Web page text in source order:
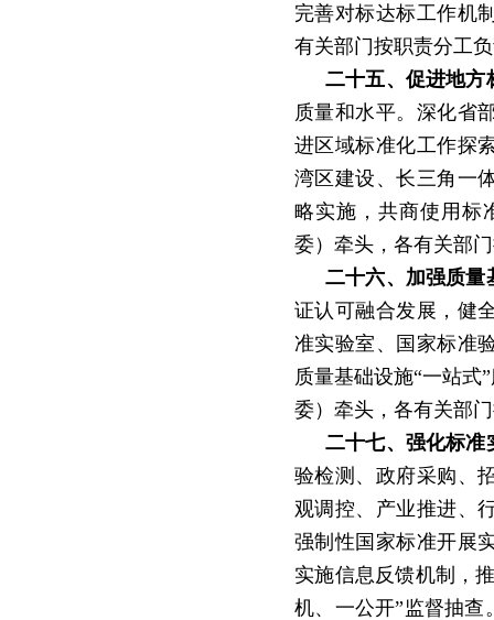
完善对标达标工作机
有关部门按职责分工
二十五、促进地方
质量和水平。深化省
进区域标准化工作探
湾区建设、长三角一
略实施，共商使用标
委）牵头，各有关部
二十六、加强质量
证认可融合发展，健
准实验室、国家标准
质量基础设施“一站式
委）牵头，各有关部
二十七、强化标准
验检测、政府采购、
观调控、产业推进、
强制性国家标准开展
实施信息反馈机制，
机、一公开”监督抽